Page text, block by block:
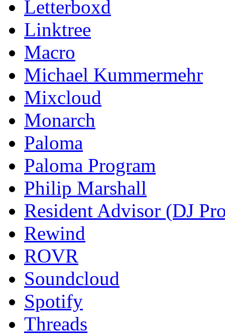
Letterboxd
Linktree
Macro
Michael Kummermehr
Mixcloud
Monarch
Paloma
Paloma Program
Philip Marshall
Resident Advisor (DJ
Rewind
ROVR
Soundcloud
Spotify
Threads